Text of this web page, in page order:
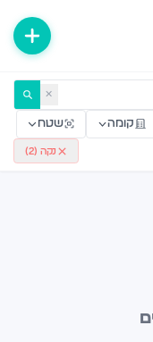
היחיד ✕
קומה שטח
נקה (2
)